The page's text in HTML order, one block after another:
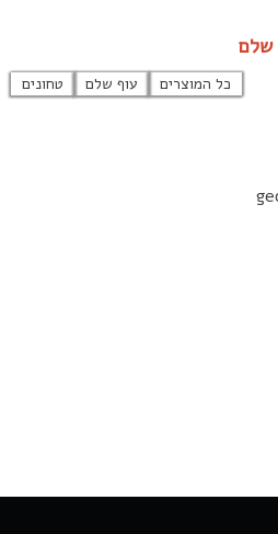
שלם
כל המוצרים עוף שלם טחונים